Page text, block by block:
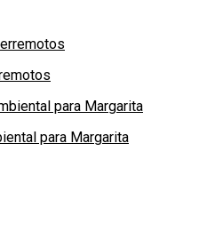
para Margarita